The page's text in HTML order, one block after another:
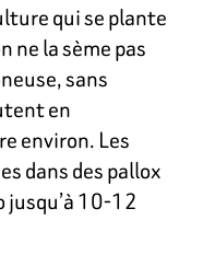
qui se plante
ne la sème pas
sans
en
environ. Les
dans des pallox
jusqu’à 10-12